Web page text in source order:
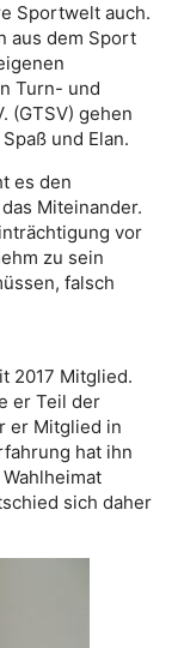
Sportwelt auch.
aus dem Sport
Turn- und
(GTSV) gehen
und Elan.
es den
Miteinander.
vor
zu sein
falsch
2017 Mitglied.
er Teil der
er Mitglied in
hat ihn
sich daher